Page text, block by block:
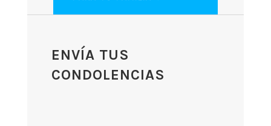
ENVÍA TUS
CONDOLENCIAS